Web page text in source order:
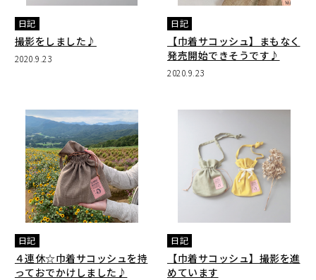
日記
撮影をしました♪
2020.9.23
日記
【巾着サコッシュ】まもなく
発売開始できそうです♪
2020.9.23
日記
４連休☆巾着サコッシュを持
っておでかけしました♪
日記
【巾着サコッシュ】撮影を進
めています